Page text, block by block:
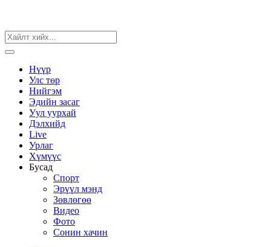
Нүүр
Улс төр
Нийгэм
Эдийн засаг
Уул уурхай
Дэлхийд
Live
Урлаг
Хүмүүс
Бусад
Спорт
Эрүүл мэнд
Зөвлөгөө
Видео
Фото
Сонин хачин